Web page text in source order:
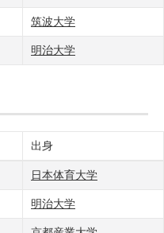
筑波大学
明治大学
出身
日本体育大学
明治大学